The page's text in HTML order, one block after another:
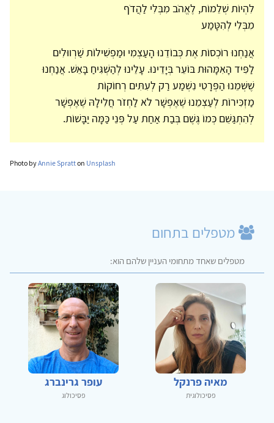
לִהְיוֹת שְׁלֵמוֹת, לֶאֱהֹב מִבְּלִי לַהֲדֹף
מִבְּלִי לְהִטָּמַע
אֲנַחְנוּ רוֹכְסוֹת אֶת כְּבוֹדֵנוּ הָעַצְמִי וּמַפְשִׁילוֹת שַׁרְווּלִים
לַפִּיד הָאִמָּהוּת בּוֹעֵר בְּיָדֵינוּ. עָלֵינוּ לְהַשְׁגִּיחַ בָּאֵשׁ. אֲנַחְנוּ
שֶׁשְּׁמֵנוּ הַפְּרָטִי נִשְׁמַע רַק לְעִתִּים רְחוֹקוֹת
מַזְכִּירוֹת לְעַצְמֵנוּ שֶׁאֶפְשָׁר לֹא לַחְזֹר חֲלִילָהּ שֶׁאֶפְשָׁר
לְהִתְגַּשֵּׁם כְּמוֹ גֶּשֶׁם בְּבַת אַחַת עַל פְּנֵי כַּמָּה יַבָּשׁוֹת.
Photo byAnnie Spratton Unsplash
מטפלים בתחום
מטפלים שאחד מתחומי העניין שלהם הוא:
מאיה פרנקל
פסיכולוגית
עופר גרינברג
פסיכולוג